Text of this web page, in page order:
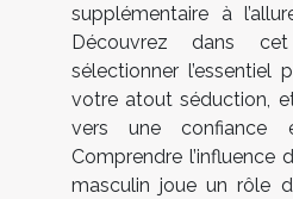
supplémentaire à
Découvrez dans
sélectionner l’essentiel
votre atout séduction,
vers une confiance
Comprendre l’influence
masculin joue un rôle